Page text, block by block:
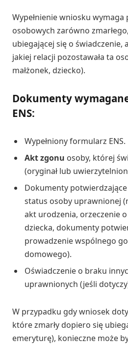
Wypełnienie wniosku wymaga
osobowych zarówno
ubiegającej się o świadczenie,
jakiej relacji pozostawała ta
małżonek, dziecko).
Dokumenty
ENS:
Wypełniony formularz ENS.
Akt zgonu osoby, której
(oryginał lub
Dokumenty
status osoby uprawnionej
akt urodzenia, orzeczenie
dziecka, dokumenty
prowadzenie wspólnego
domowego).
Oświadczenie o braku
uprawnionych (jeśli
W przypadku gdy wniosek
które zmarły dopiero się
emeryturę), konieczne może